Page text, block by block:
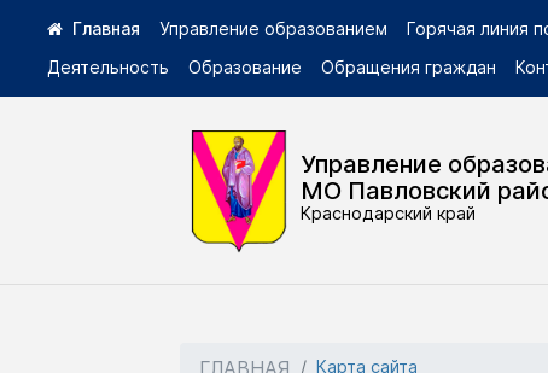
Управление
МО Павловский
Краснодарский край
Управление образованием Горячая линия
Деятельность
Образование Обращения граждан
Карта сайта